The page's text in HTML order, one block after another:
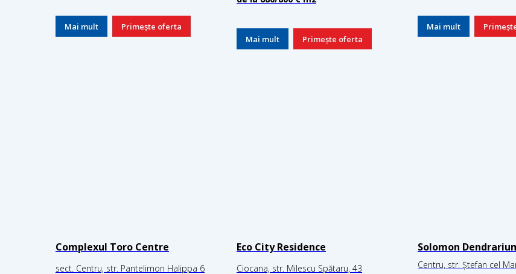
Mai mult Primește oferta
Mai mult Primește oferta
Mai mult
Complexul Toro Centre
sect. Centru, str. Pantelimon Halippa 6
Eco City Residence
Ciocana, str. Milescu Spătaru, 43
Solomon
Centru, str. Ștefan cel